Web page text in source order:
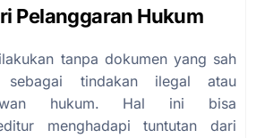
Pelanggaran Hukum
tanpa dokumen yang sah
sebagai tindakan ilegal atau
hukum. Hal ini bisa
menghadapi tuntutan dari